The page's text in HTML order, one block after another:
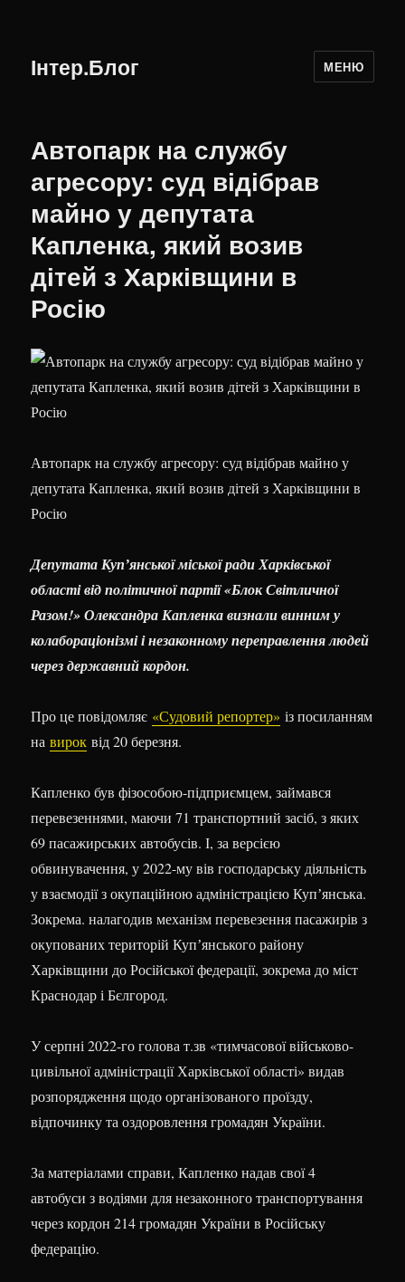
Інтер.Блог МЕНЮ
Автопарк на службу
агресору: суд відібрав
майно у депутата
Капленка, який возив
дітей з Харківщини в
Росію
Автопарк на службу агресору: суд відібрав майно у
депутата Капленка, який возив дітей з Харківщини в
Росію
Депутата Купʼянської міської ради Харківської
області від політичної партії «Блок Світличної
Разом!» Олександра Капленка визнали винним у
колабораціонізмі і незаконному переправлення людей
через державний кордон.
Про це повідомляє «Судовий репортер» із посиланням
навирок від 20 березня.
Капленко був фізособою-підприємцем, займався
перевезеннями, маючи 71 транспортний засіб, з яких
69 пасажирських автобусів. І, за версією
обвинувачення, у 2022-му вів господарську діяльність
у взаємодії з окупаційною адміністрацією Купʼянська.
Зокрема. налагодив механізм перевезення пасажирів з
окупованих територій Купʼянського району
Харківщини до Російської федерації, зокрема до міст
Краснодар і Бєлгород.
У серпні 2022-го голова т.зв «тимчасової військово-
цивільної адміністрації Харківської області» видав
розпорядження щодо організованого проїзду,
відпочинку та оздоровлення громадян України.
За матеріалами справи, Капленко надав свої 4
автобуси з водіями для незаконного транспортування
через кордон 214 громадян України в Російську
федерацію.